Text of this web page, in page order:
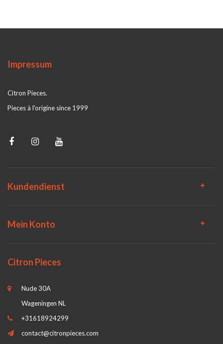
Impressum
Citron Pieces.
Pieces à l'origine since 1999
Kundendienst
Mein Konto
Citron Pieces
Nude 30A
Wageningen NL
+31618924299
contact@citronpieces.com